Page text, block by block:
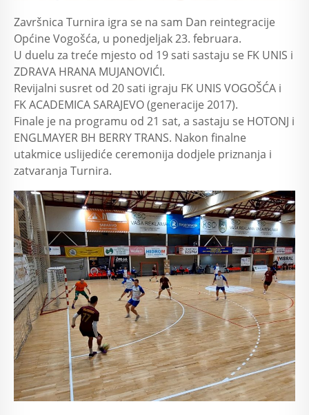
Završnica Turnira igra se na sam Dan reintegracije
Općine Vogošća, u ponedjeljak 23. februara.
U duelu za treće mjesto od 19 sati sastaju se FK UNIS i
ZDRAVA HRANA MUJANOVIĆI.
Revijalni susret od 20 sati igraju FK UNIS VOGOŠĆA i
FK ACADEMICA SARAJEVO (generacije 2017).
Finale je na programu od 21 sat, a sastaju se HOTONJ i
ENGLMAYER BH BERRY TRANS. Nakon finalne
utakmice uslijediće ceremonija dodjele priznanja i
zatvaranja Turnira.